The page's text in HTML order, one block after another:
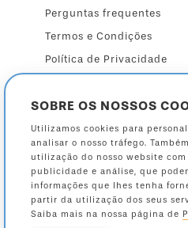
Perguntas frequentes
Termos e Condições
Política de Privacidade
SOBRE OS NOSSOS
Utilizamos cookies para
analisar o nosso tráfego.
utilização do nosso website
publicidade e análise, que
informações que lhes tenha
partir da utilização dos seus
Saiba mais na nossa página de